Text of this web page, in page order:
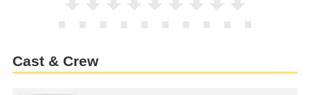
Cast & Crew